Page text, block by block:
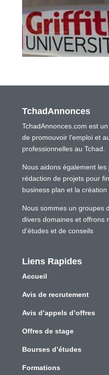
TchadAnnonces
TchadAnnonces.com est
de promouvoir l’emploi et
professionnelles au Tchad.
Nous aidons également
rédaction de projets pour
business plan et la
Nous sommes un groupes
divers domaines et offrons
d’études et de conseils
Liens Rapides
Accueil
Avis de recrutement
Avis d’appels d’offres
Offres de stage
Bourses d’études
Formations